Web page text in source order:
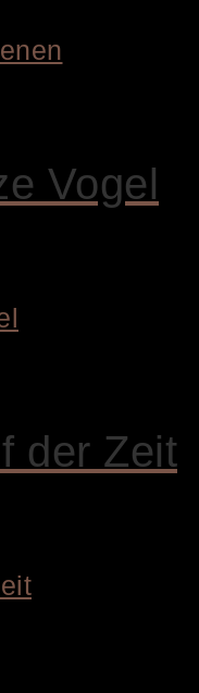
Vogel
der Zeit